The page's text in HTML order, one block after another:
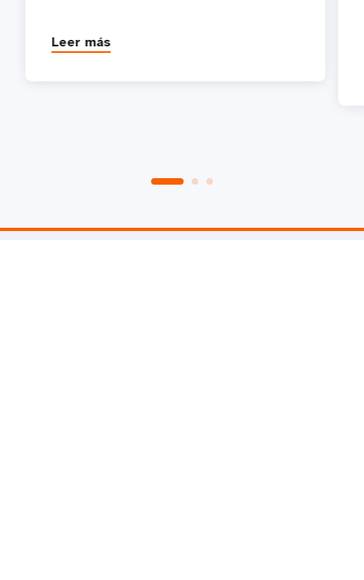
Leer más